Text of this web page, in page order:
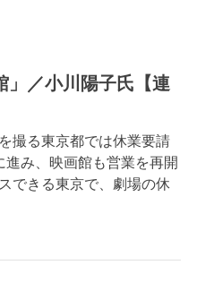
」／小川陽子氏【連
撮る東京都では休業要請
み、映画館も営業を再開
できる東京で、劇場の休